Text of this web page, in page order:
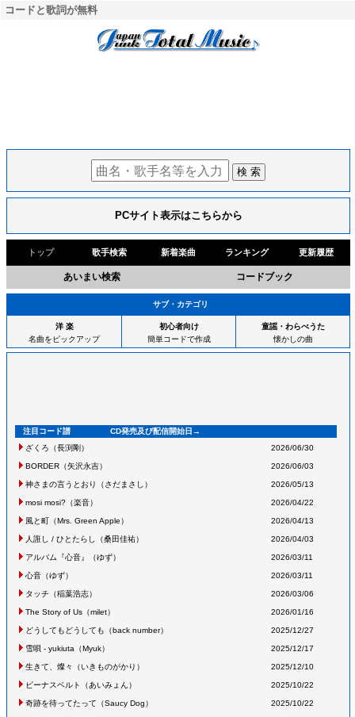
コードと歌詞が無料
PCサイト表示はこちらから
トップ 歌手検索 新着楽曲 ランキング 更新履歴
あいまい検索 コードブック
サブ・カテゴリ
洋 楽
名曲をピックアップ
初心者向け
簡単コードで作成
童謡・わらべうた
懐かしの曲
注目コード譜 CD発売及び配信開始日→
ざくろ （長渕剛 ） 2026/06/30
BORDER（矢沢永吉） 2026/06/03
神さまの言うとおり （さだまさし ） 2026/05/13
mosi mosi?（楽音） 2026/04/22
風と町（Mrs. Green Apple） 2026/04/13
人誑し / ひとたらし （桑田佳祐） 2026/04/03
アルバム『心音』 （ゆず） 2026/03/11
心音（ゆず） 2026/03/11
タッチ（稲葉浩志） 2026/03/06
The Story of Us（milet） 2026/01/16
どうしてもどうしても （back number） 2025/12/27
雪唄 - yukiuta （Myuk） 2025/12/17
生きて、燦々 （いきものがかり ） 2025/12/10
ビーナスベルト （あいみょん） 2025/10/22
奇跡を待ってたって （Saucy Dog） 2025/10/22